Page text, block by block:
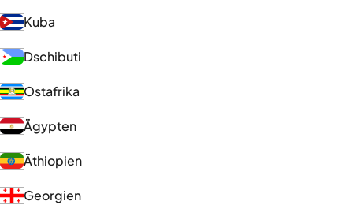
Kuba
Dschibuti
Ostafrika
Ägypten
Äthiopien
Georgien